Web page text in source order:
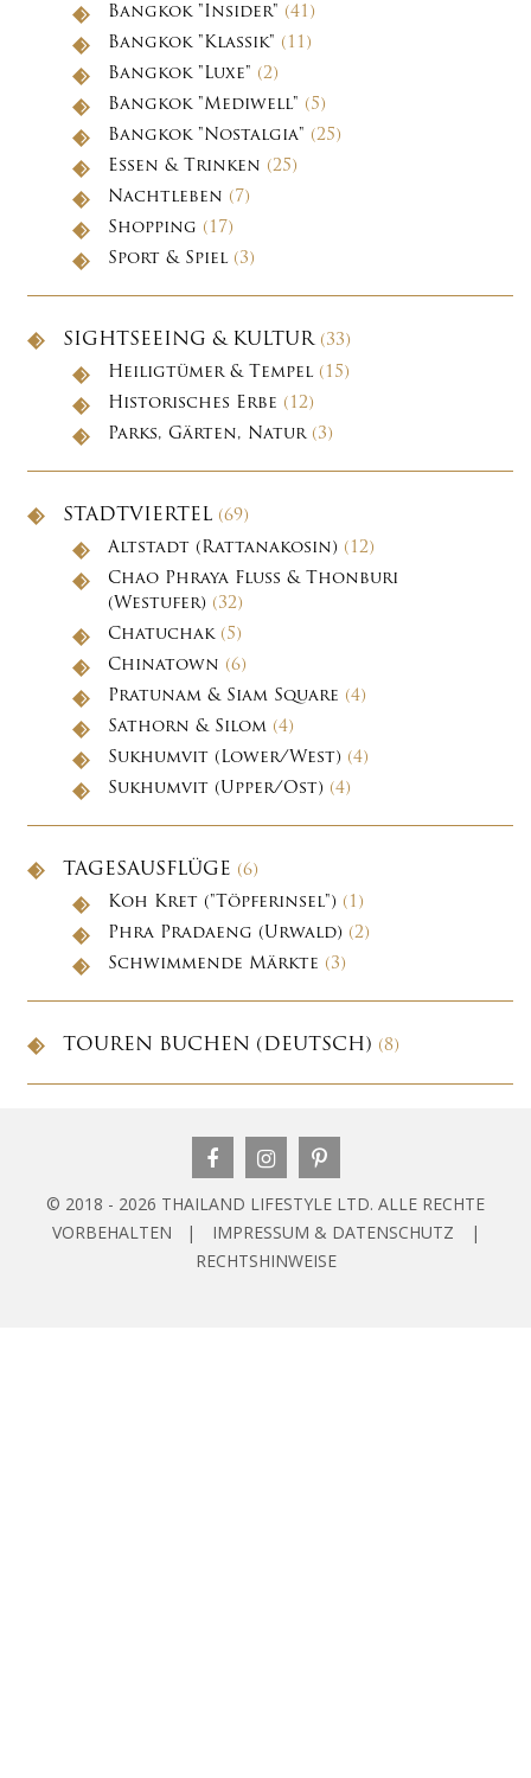
Bangkok "Insider" (41)
Bangkok "Klassik" (11)
Bangkok "Luxe" (2)
Bangkok "Mediwell" (5)
Bangkok "Nostalgia" (25)
Essen & Trinken (25)
Nachtleben (7)
Shopping (17)
Sport & Spiel (3)
SIGHTSEEING & KULTUR(33)
Heiligtümer & Tempel (15)
Historisches Erbe (12)
Parks, Gärten, Natur(3)
STADTVIERTEL (69)
Altstadt (Rattanakosin) (12)
Chao Phraya Fluss & Thonburi
(Westufer) (32)
Chatuchak(5)
Chinatown (6)
Pratunam & Siam Square (4)
Sathorn & Silom (4)
Sukhumvit (Lower/West) (4)
Sukhumvit (Upper/Ost) (4)
TAGESAUSFLÜGE (6)
Koh Kret ("Töpferinsel") (1)
Phra Pradaeng (Urwald) (2)
Schwimmende Märkte (3)
TOUREN BUCHEN (DEUTSCH) (8)
© 2018 - 2026 THAILAND LIFESTYLE LTD. ALLE RECHTE
VORBEHALTEN |
IMPRESSUM & DATENSCHUTZ
|
RECHTSHINWEISE